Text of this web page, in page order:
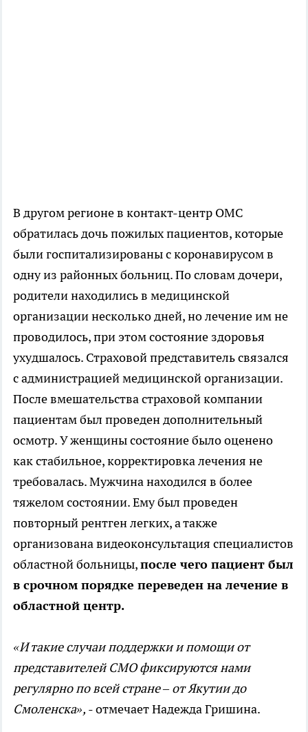
В другом регионе в контакт-центр ОМС
обратилась дочь пожилых пациентов, которые
были госпитализированы с коронавирусом в
одну из районных больниц. По словам дочери,
родители находились в медицинской
организации несколько дней, но лечение им не
проводилось, при этом состояние здоровья
ухудшалось. Страховой представитель связался
с администрацией медицинской организации.
После вмешательства страховой компании
пациентам был проведен дополнительный
осмотр. У женщины состояние было оценено
как стабильное, корректировка лечения не
требовалась. Мужчина находился в более
тяжелом состоянии. Ему был проведен
повторный рентген легких, а также
организована видеоконсультация специалистов
областной больницы,после чего пациент был
в срочном порядке переведен на лечение в
областной центр.
«И такие случаи поддержки и помощи от
представителей СМО фиксируются нами
регулярно по всей стране – от Якутии до
Смоленска», - отмечает Надежда Гришина.